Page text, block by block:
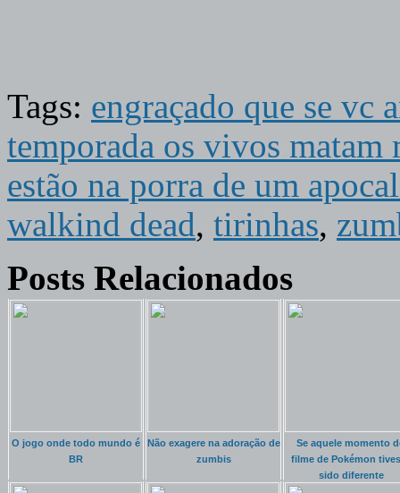
Tags: engraçado que se vc
temporada os vivos matam
estão na porra de um
walkind dead, tirinhas,
Posts Relacionados
O jogo onde todo mundo é
BR
Não exagere na adoração de
zumbis
Se aquele momento
filme de Pokémon
sido diferente